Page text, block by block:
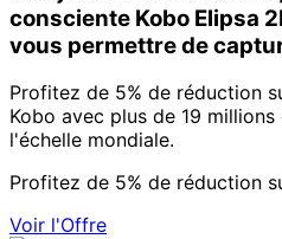
consciente Kobo Elipsa
vous permettre de
Profitez de 5% de réduction
Kobo avec plus de 19
l'échelle mondiale.
Profitez de 5% de réduction
Voir l'Offre